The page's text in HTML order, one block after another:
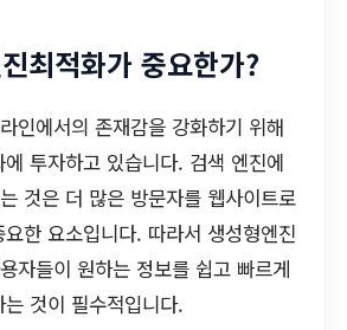
최적화가 중요한가?
인에서의 존재감을 강화하기 위해
투자하고 있습니다. 검색 엔진에
것은 더 많은 방문자를 웹사이트로
한 요소입니다. 따라서 생성형엔진
자들이 원하는 정보를 쉽고 빠르게
것이 필수적입니다.